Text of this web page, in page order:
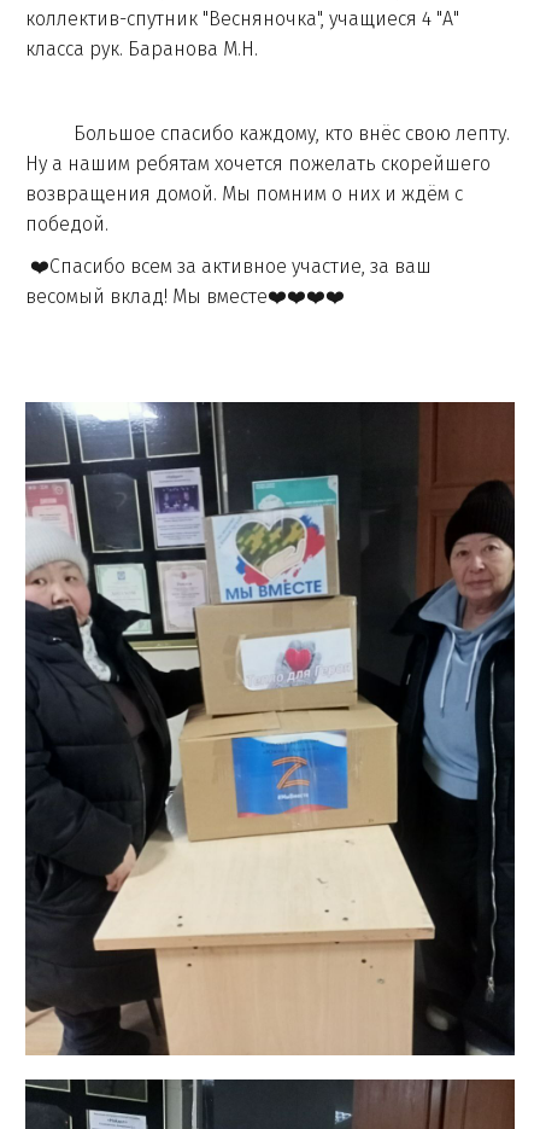
коллектив-спутник "Весняночка", учащиеся 4 "А"
класса рук. Баранова М.Н.
Большое спасибо каждому, кто внёс свою лепту.
Ну а нашим ребятам хочется пожелать скорейшего
возвращения домой. Мы помним о них и ждём с
победой.
❤️Спасибо всем за активное участие, за ваш
весомый вклад! Мы вместе❤️❤️❤️❤️